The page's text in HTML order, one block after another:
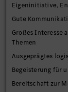
Eigeninitiative,
Gute
Großes
Themen
Ausgeprägtes
Begeisterung für
Bereitschaft zur